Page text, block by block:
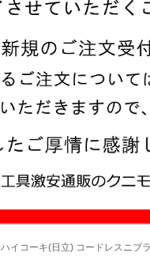
ハイコーキ(日立) コードレスニブ